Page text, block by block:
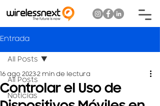
Entrada
All Posts
Noticias
All Posts
Controlar el Uso de
16 ago 20232 min de lectura